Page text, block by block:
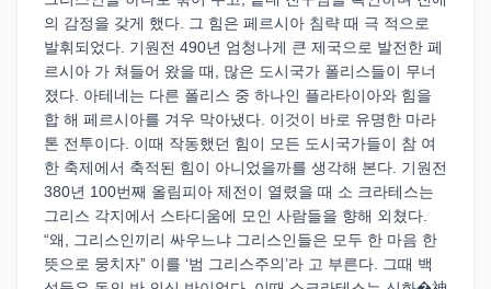
의 감정을 갖게 했다. 그 힘은 페르시아 침략 때 극 적으로
발휘되었다. 기원전 490년 엄청나게 큰 제국으로 발전한 페
르시아 가 쳐들어 왔을 때, 많은 도시국가 폴리스들이 무너
졌다. 아테네는 다른 폴리스 중 하나인 플라타이아와 힘을
합 해 페르시아를 겨우 막아냈다. 이것이 바로 유명한 마라
톤 전투이다. 이때 작동했던 힘이 모든 도시국가들이 참 여
한 축제에서 축적된 힘이 아니었을까를 생각해 본다. 기원전
380년 100번째 올림피아 제전이 열렸을 때 소 크라테스는
그리스 각지에서 스타디움에 모인 사람들을 향해 외쳤다.
“왜, 그리스인끼리 싸우느냐 그리스인들은 모두 한 마음 한
뜻으로 뭉치자” 이를 ‘범 그리스주의’라 고 부른다. 그때 백